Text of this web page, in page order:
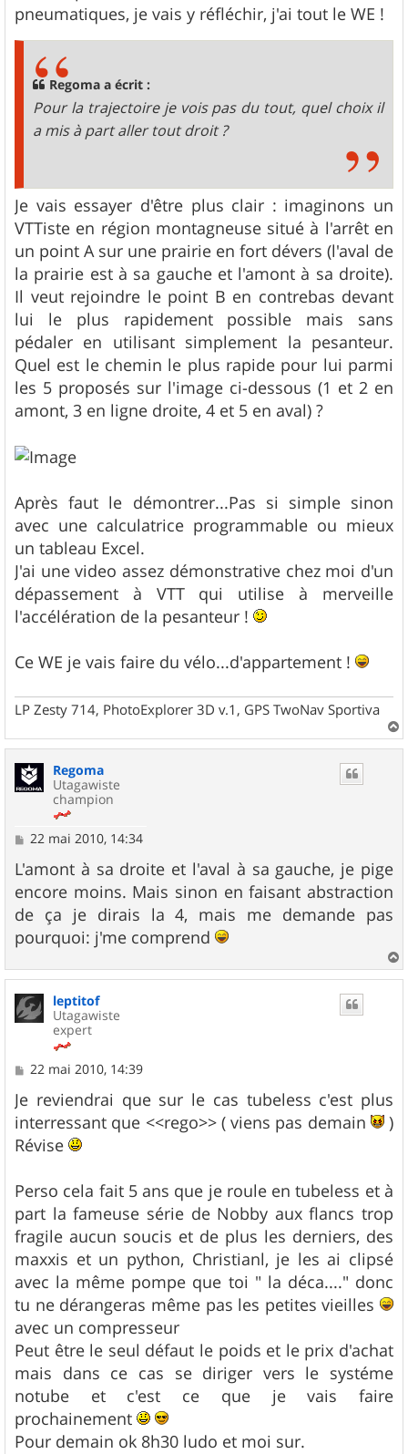
a
pneumatiques, je vais y réfléchir, j'ai tout le WE !
Regoma a écrit :
Pour la trajectoire je vois pas du tout, quel choix il
a mis à part aller tout droit ?
Je vais essayer d'être plus clair : imaginons un
VTTiste en région montagneuse situé à l'arrêt en
un point A sur une prairie en fort dévers (l'aval de
la prairie est à sa gauche et l'amont à sa droite).
Il veut rejoindre le point B en contrebas devant
lui le plus rapidement possible mais sans
pédaler en utilisant simplement la pesanteur.
Quel est le chemin le plus rapide pour lui parmi
les 5 proposés sur l'image ci-dessous (1 et 2 en
amont, 3 en ligne droite, 4 et 5 en aval) ?
Après faut le démontrer...Pas si simple sinon
avec une calculatrice programmable ou mieux
un tableau Excel.
J'ai une video assez démonstrative chez moi d'un
dépassement à VTT qui utilise à merveille
l'accélération de la pesanteur !
Ce WE je vais faire du vélo...d'appartement !
LP Zesty 714, PhotoExplorer 3D v.1, GPS TwoNav Sportiva
a
Regoma
Utagawiste
champion
M
s
s
a
g
e
22 mai 2010, 14:34
L'amont à sa droite et l'aval à sa gauche, je pige
encore moins. Mais sinon en faisant abstraction
de ça je dirais la 4, mais me demande pas
pourquoi: j'me comprend
a
leptitof
Utagawiste
expert
M
s
s
a
g
e
22 mai 2010, 14:39
Je reviendrai que sur le cas tubeless c'est plus
interressant que <<rego>> ( viens pas demain
)
Révise
Perso cela fait 5 ans que je roule en tubeless et à
part la fameuse série de Nobby aux flancs trop
fragile aucun soucis et de plus les derniers, des
maxxis et un python, Christianl, je les ai clipsé
avec la même pompe que toi " la déca...." donc
tu ne dérangeras même pas les petites vieilles
avec un compresseur
Peut être le seul défaut le poids et le prix d'achat
mais dans ce cas se diriger vers le systéme
notube et c'est ce que je vais faire
prochainement
Pour demain ok 8h30 ludo et moi sur.